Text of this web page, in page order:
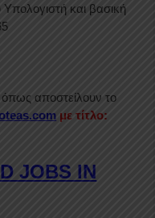
και βασική
αποστείλουν το
με τίτλο:
JOBS IN